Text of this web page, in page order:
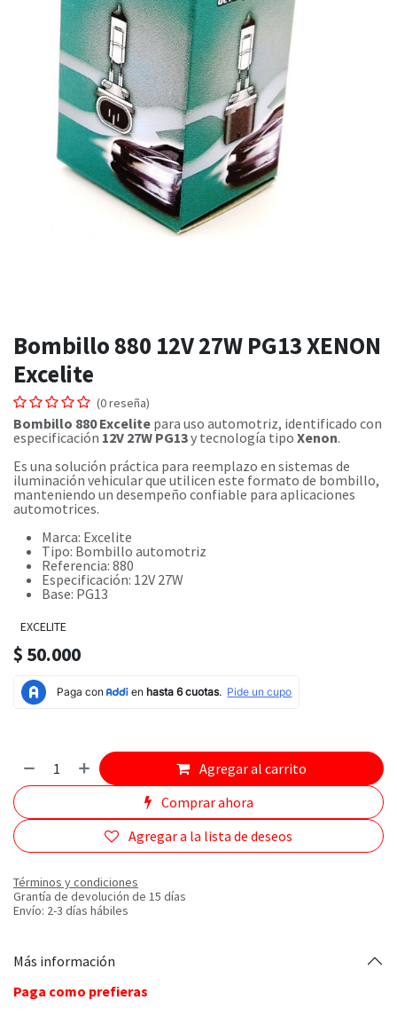
Bombillo 880 12V 27W PG13 XENON
Excelite
(0 reseña)
Bombillo 880 Excelite para uso automotriz, identificado con
especificación 12V 27W PG13y tecnología tipo Xenon.
Es una solución práctica para reemplazo en sistemas de
iluminación vehicular que utilicen este formato de bombillo,
manteniendo un desempeño confiable para aplicaciones
automotrices.
Marca: Excelite
Tipo: Bombillo automotriz
Referencia: 880
Especificación: 12V 27W
Base: PG13
EXCELITE
$ 50.000
Agregar al carrito
Comprar ahora
Agregar a la lista de deseos
Términos y condiciones
Grantía de devolución de 15 días
Envío: 2-3 días hábiles
Más información
Paga como prefieras